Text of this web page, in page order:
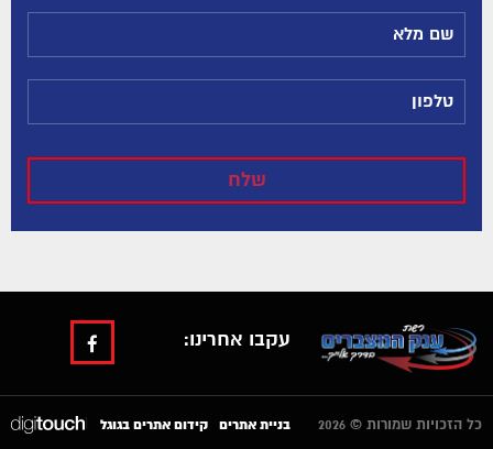
עקבו אחרינו:
בניית אתרים קידום אתרים בגוגל כל הזכויות שמורות © 2026